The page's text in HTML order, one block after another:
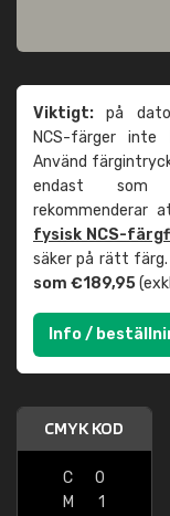
Viktigt: på
NCS-färger inte
Använd
endast som
rekommenderar
fysisk NCS-
säker på rätt
som €189,95
Info /
CMYK KOD
C
0
M
1